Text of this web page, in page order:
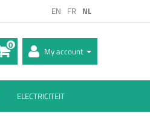
EN FR NL
My account
0
ELECTRICITEIT